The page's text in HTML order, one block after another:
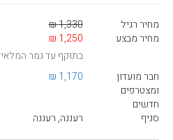
טיפולים ושירות
TeamOPC
עגלת קניות
מחיר רגיל
1,330 ₪
מחיר מבצע
1,250 ₪
בתוקף עד גמר המלאי
חבר מועדון
ומצטרפים
חדשים
1,170 ₪
סניף רעננה, רעננה